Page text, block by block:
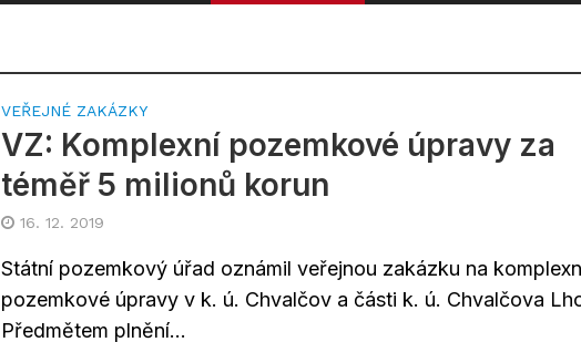
VEŘEJNÉ ZAKÁZKY
VZ: Komplexní pozemkové úpravy za
téměř 5 milionů korun
16. 12. 2019
Státní pozemkový úřad oznámil veřejnou zakázku na
pozemkové úpravy v k. ú. Chvalčov a části k. ú. Chvalčova
Předmětem plnění...